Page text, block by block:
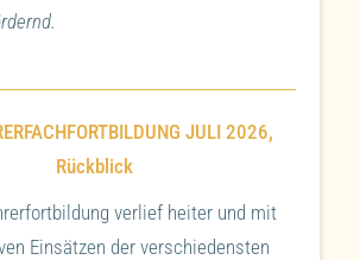
JULI 2026,
Rückblick
verlief heiter und mit
Einsätzen der verschiedensten